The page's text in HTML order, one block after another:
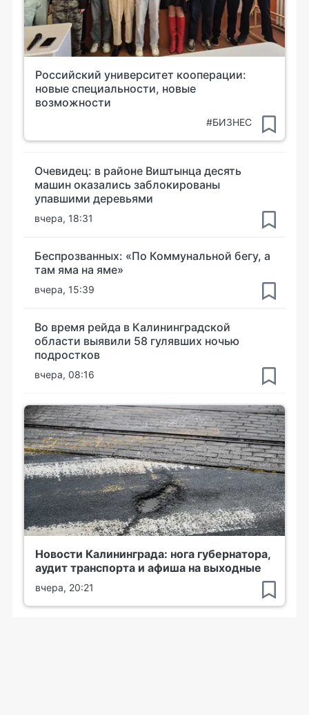
Российский университет кооперации:
новые специальности, новые
возможности
#БИЗНЕС
Очевидец: в районе Виштынца десять
машин оказались заблокированы
упавшими деревьями
вчера, 18:31
Беспрозванных: «По Коммунальной бегу, а
там яма на яме»
вчера, 15:39
Во время рейда в Калининградской
области выявили 58 гулявших ночью
подростков
вчера, 08:16
Новости Калининграда: нога губернатора,
аудит транспорта и афиша на выходные
вчера, 20:21